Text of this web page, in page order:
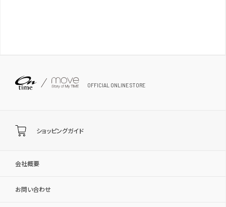
OFFICIAL ONLINE STORE
会社概要
お問い合わせ
ショッピングガイド